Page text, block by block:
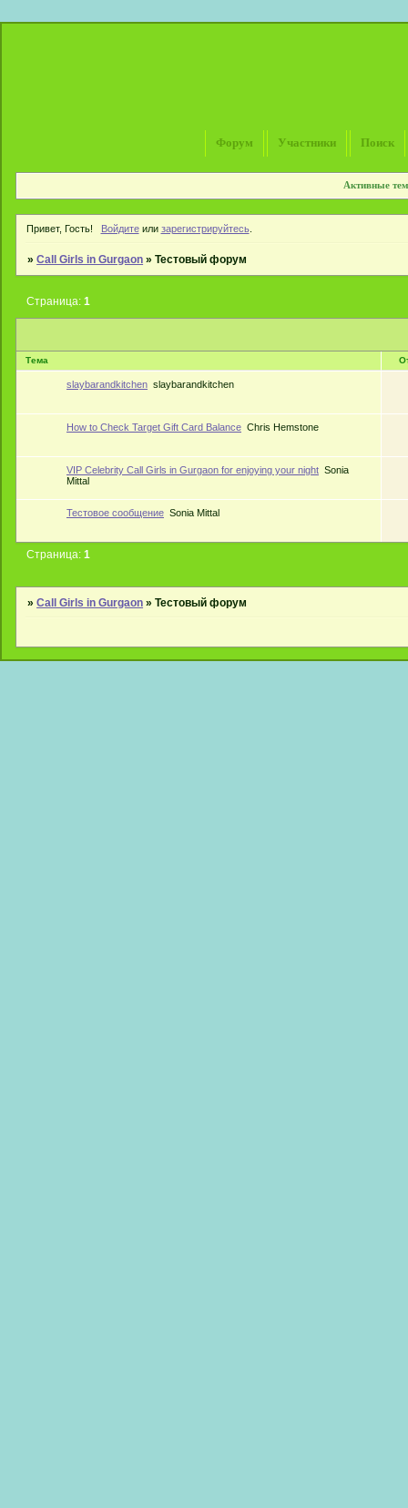
Форум Участники Поиск
Активные
Привет, Гость! Войдитеили зарегистрируйтесь.
»Call Girls in Gurgaon »Тестовый форум
Страница:1
Тема
slaybarandkitchen slaybarandkitchen
How to Check Target Gift Card Balance Chris Hemstone
VIP Celebrity Call Girls in Gurgaon for enjoying your night Sonia
Mittal
Тестовое сообщение Sonia Mittal
Страница:1
»Call Girls in Gurgaon »Тестовый форум